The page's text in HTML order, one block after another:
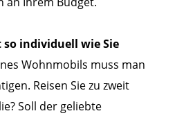
individuell wie Sie
Wohnmobils muss man
Reisen Sie zu zweit
Soll der geliebte